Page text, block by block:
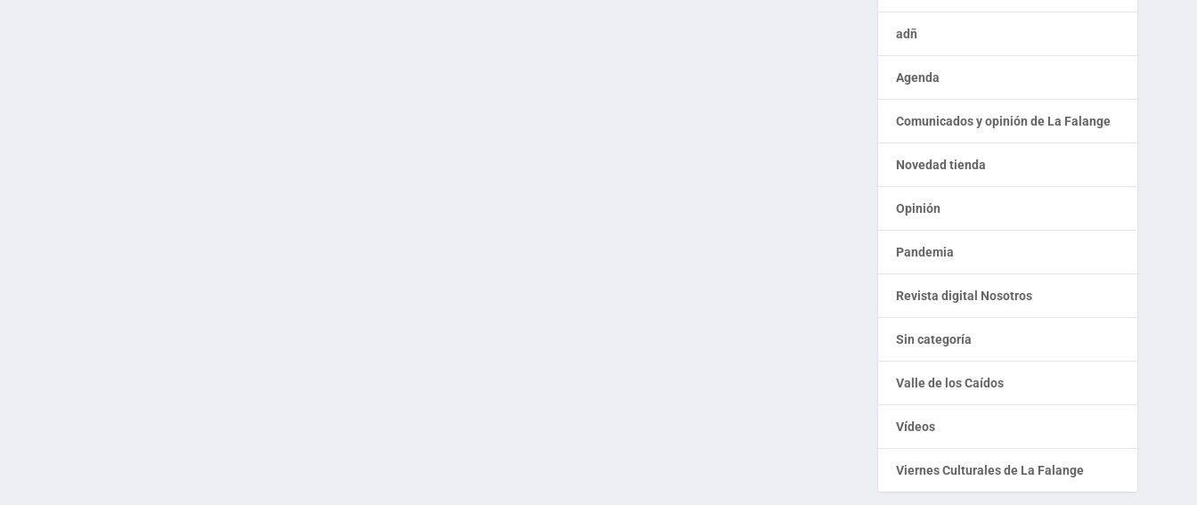
adñ
Agenda
Comunicados y opinión de La Falange
Novedad tienda
Opinión
Pandemia
Revista digital Nosotros
Sin categoría
Valle de los Caídos
Vídeos
Viernes Culturales de La Falange